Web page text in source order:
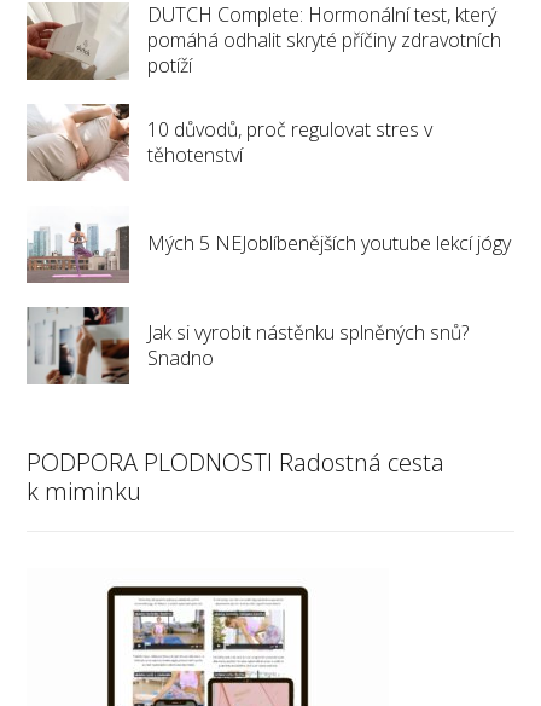
DUTCH Complete: Hormonální test, který
pomáhá odhalit skryté příčiny zdravotních
potíží
10 důvodů, proč regulovat stres v
těhotenství
Mých 5 NEJoblíbenějších youtube lekcí jógy
Jak si vyrobit nástěnku splněných snů?
Snadno
PODPORA PLODNOSTI Radostná cesta
k miminku